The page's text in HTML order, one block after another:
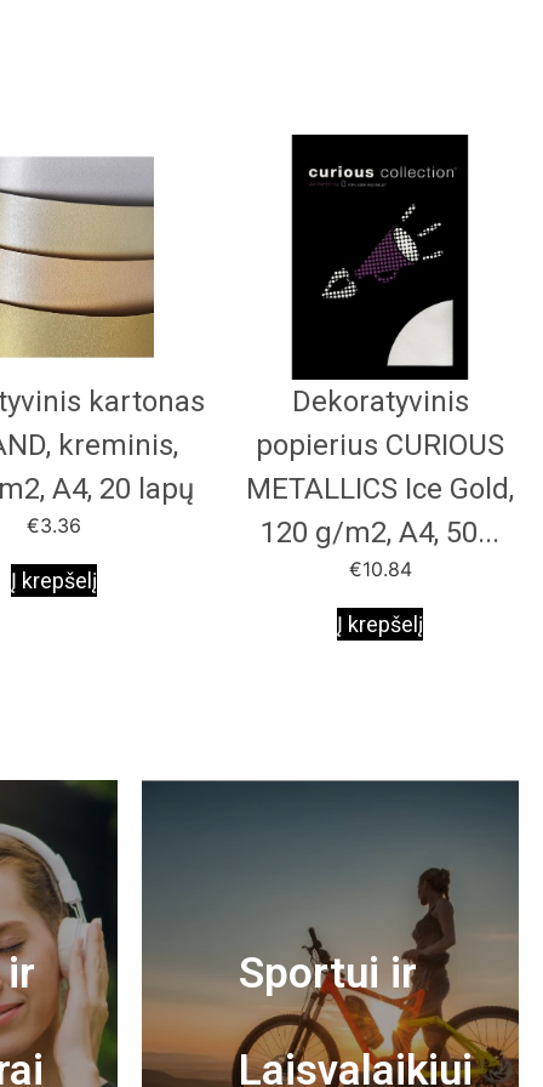
kartonas
kreminis,
A4, 20 lapų
€3.36
Į krepšelį
Dekoratyvinis
popierius CURIOUS
METALLICS Ice Gold,
120 g/m2, A4, 50...
€10.84
Į krepšelį
ir
Sportui ir
Laisvalaikiui